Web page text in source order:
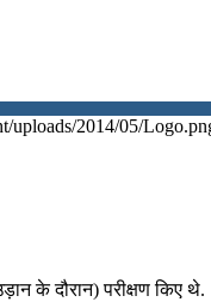
uploads/2014/05/
के दौरान) परीक्षण किए थे.